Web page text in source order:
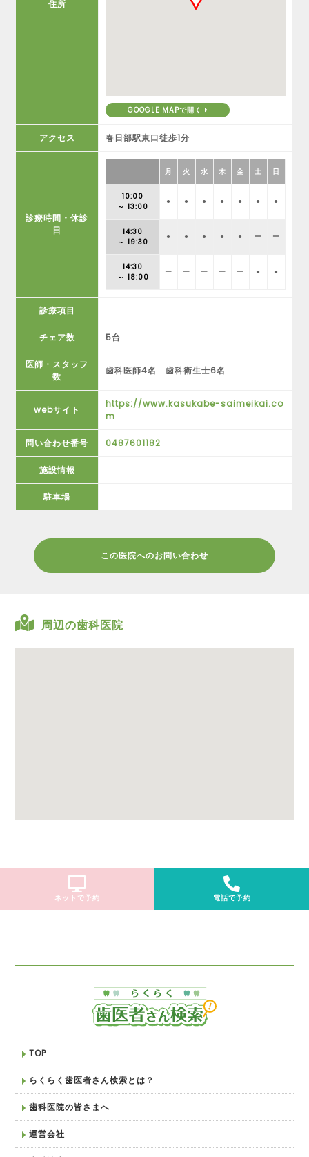
住所
GOOGLE MAPで開く
アクセス 春日部駅東口徒歩1分
診療時間・休診
日
月 火 水 木 金 土 日
10:00
～ 13:00
● ● ● ● ● ● ●
14:30
～ 19:30
● ● ● ● ● ー ー
14:30
～ 18:00
ー ー ー ー ー ● ●
診療項目
チェア数 5台
医師・スタッフ
数
歯科医師4名 歯科衛生士6名
webサイト
https://www.kasukabe-saimeikai.co
m
問い合わせ番号 0487601182
施設情報
駐車場
この医院へのお問い合わせ
周辺の歯科医院
ネットで予約 電話で予約
TOP
らくらく歯医者さん検索とは？
歯科医院の皆さまへ
運営会社